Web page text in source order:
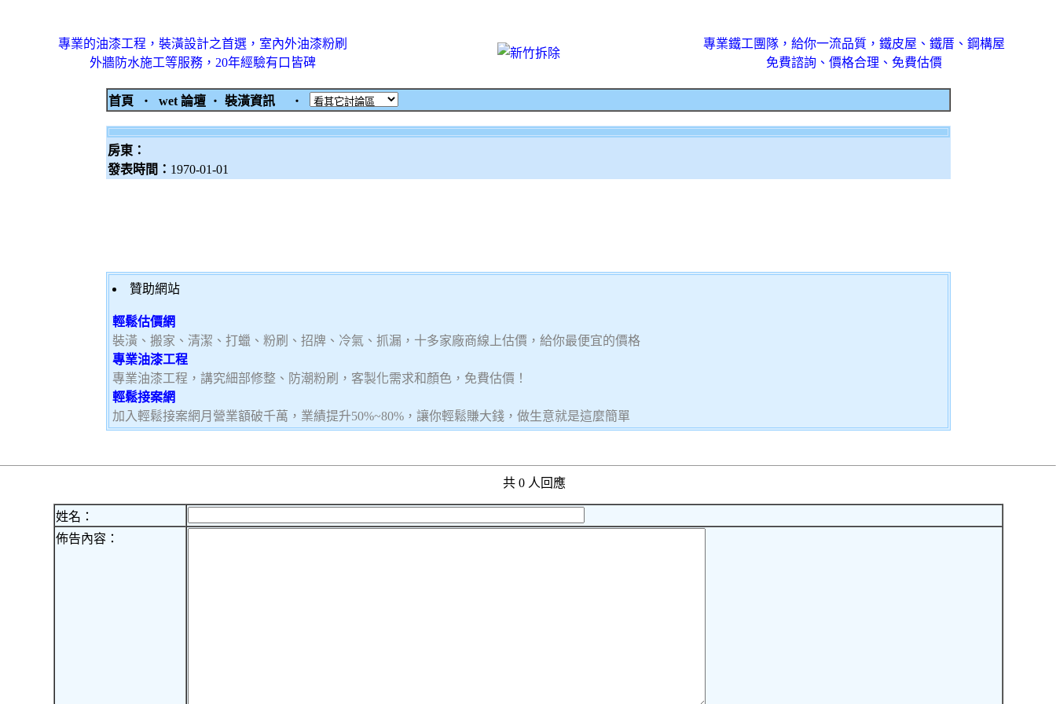
專業的油漆工程，裝潢設計之首選，室內外油漆粉刷
外牆防水施工等服務，20年經驗有口皆碑
專業鐵工團隊，給你一流品質，鐵皮屋、鐵厝、鋼構屋
免費諮詢、價格合理、免費估價
首頁 ‧ wet 論壇 ‧ 裝潢資訊 ‧
房東：
發表時間： 1970-01-01
贊助網站
輕鬆估價網
裝潢、搬家、清潔、打蠟、粉刷、招牌、冷氣、抓漏，十多家廠商線上估價，給你最便宜的價格
專業油漆工程
專業油漆工程，講究細部修整、防潮粉刷，客製化需求和顏色，免費估價！
輕鬆接案網
加入輕鬆接案網月營業額破千萬，業績提升50%~80%，讓你輕鬆賺大錢，做生意就是這麼簡單
共 0 人回應
姓名：
佈告內容：